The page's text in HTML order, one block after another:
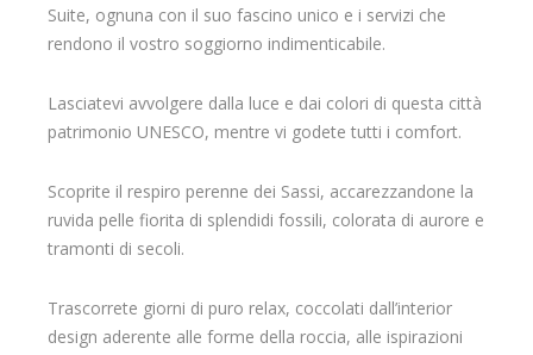
Suite, ognuna con il suo fascino unico e i servizi che
rendono il vostro soggiorno indimenticabile.
Lasciatevi avvolgere dalla luce e dai colori di questa città
patrimonio UNESCO, mentre vi godete tutti i comfort.
Scoprite il respiro perenne dei Sassi, accarezzandone la
ruvida pelle fiorita di splendidi fossili, colorata di aurore e
tramonti di secoli.
Trascorrete giorni di puro relax, coccolati dall’interior
design aderente alle forme della roccia, alle ispirazioni